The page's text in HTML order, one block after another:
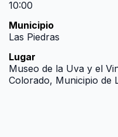
10:00
Municipio
Las Piedras
Lugar
Museo de la Uva y el
Colorado, Municipio de